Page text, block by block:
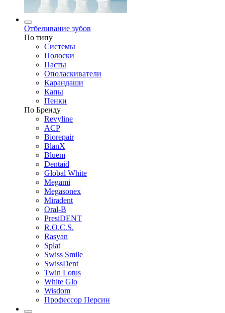
Отбеливание зубов
По типу
Системы
Полоски
Пасты
Ополаскиватели
Карандаши
Капы
Пенки
По Бренду
Revyline
ACP
Biorepair
BlanX
Bluem
Dentaid
Global White
Megami
Megasonex
Miradent
Oral-B
PresiDENT
R.O.C.S.
Rasyan
Splat
Swiss Smile
SwissDent
Twin Lotus
White Glo
Wisdom
Профессор Персин